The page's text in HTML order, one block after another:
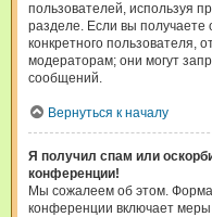
пользователей, используя
разделе. Если вы
конкретного пользователя,
модераторам; они могут
сообщений.
Вернуться к началу
Я получил спам или
конференции!
Мы сожалеем об этом.
конференции включает